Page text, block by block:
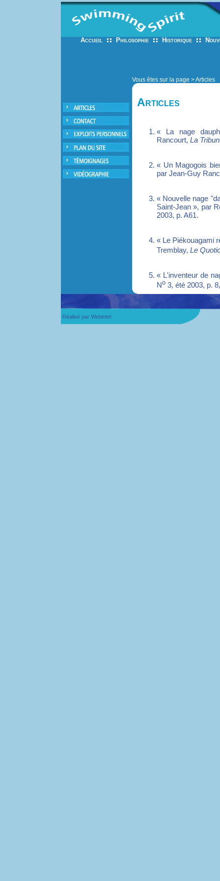
Vous êtes sur la page > Articles
Articles
« La nage
Rancourt, La
« Un Magogois
par Jean-Guy
« Nouvelle nage
Saint-Jean », par
2003, p. A61.
« Le Piékouagami
Tremblay, Le
« L'inventeur de
No 3, été 2003, p.
Réalisé par Webintel